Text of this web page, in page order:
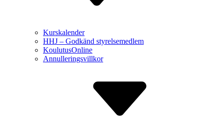
Kurskalender
HHJ – Godkänd styrelse­medlem
Koulutus­Online
Annulle­ringsvillkor